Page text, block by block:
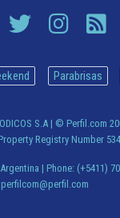
Parabrisas
S.A| © Perfil.com
Registry Number
| Phone: (+5411)
perfilcom@perfil.com